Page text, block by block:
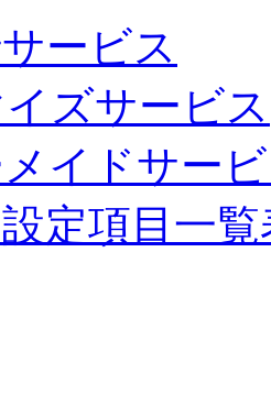
ービス
ズサービス
イドサー
定項目一覧